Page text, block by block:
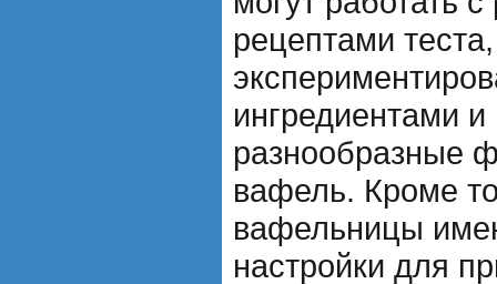
рецептами
ингредиентами и
разнообразные
вафель. Кроме
вафельницы
настройки для